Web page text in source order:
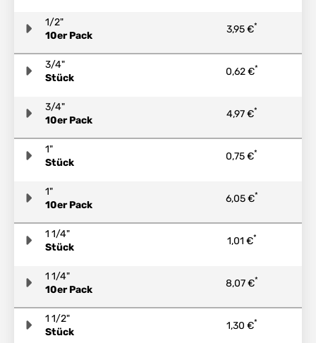
1/2"
10er Pack
3,95 €*
3/4"
Stück
0,62 €*
3/4"
10er Pack
4,97 €*
1"
Stück
0,75 €*
1"
10er Pack
6,05 €*
1 1/4"
Stück
1,01 €*
1 1/4"
10er Pack
8,07 €*
1 1/2"
Stück
1,30 €*